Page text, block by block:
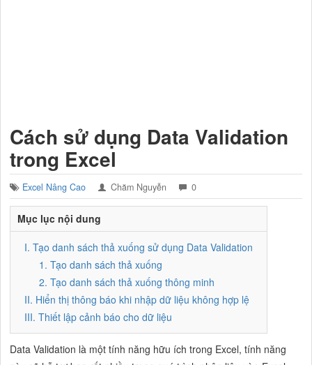
Cách sử dụng Data Validation
trong Excel
Excel Nâng Cao Chăm Nguyễn 0
Mục lục nội dung
I. Tạo danh sách thả xuống sử dụng Data Validation
1. Tạo danh sách thả xuống
2. Tạo danh sách thả xuống thông minh
II. Hiển thị thông báo khi nhập dữ liệu không hợp lệ
III. Thiết lập cảnh báo cho dữ liệu
Data Validation là một tính năng hữu ích trong Excel, tính năng